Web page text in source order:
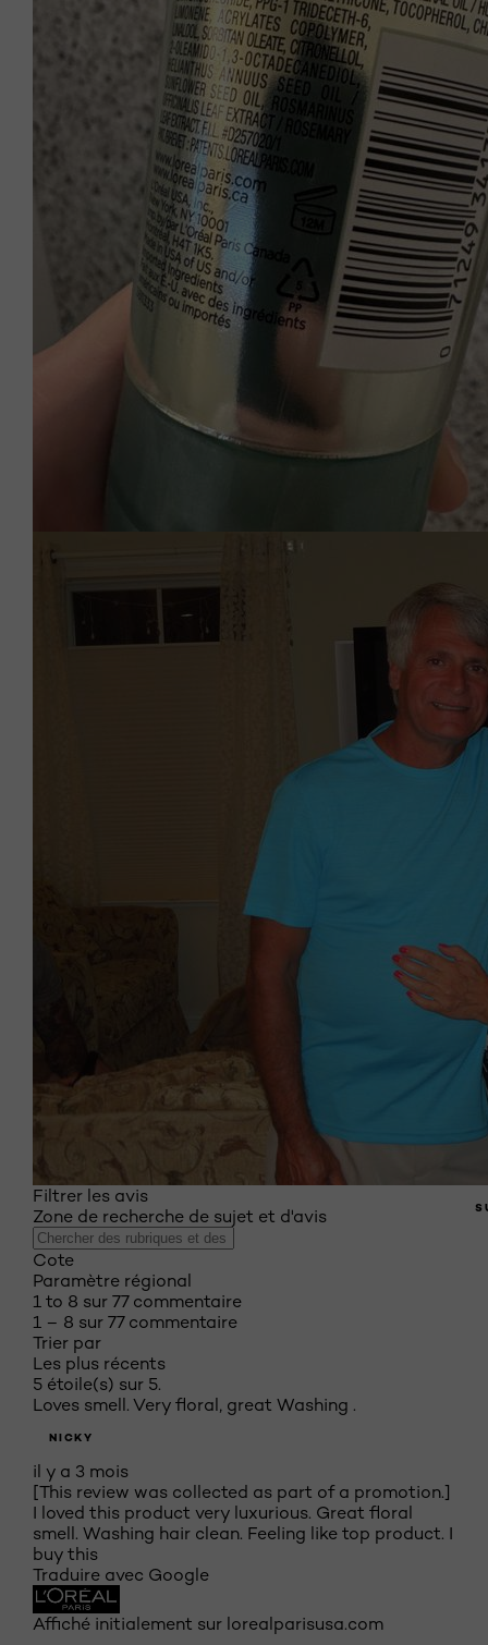
Filtrer les avis
Zone de recherche de sujet et d'avis
Cote
Paramètre régional
1 to 8 sur 77 commentaire
1 – 8 sur 77 commentaire
Trier par
Les plus récents
5 étoile(s) sur 5.
Loves smell. Very floral, great Washing .
NICKY
il y a 3 mois
[This review was collected as part of a promotion.]
I loved this product very luxurious. Great floral
smell. Washing hair clean. Feeling like top product. I
buy this
Traduire avec Google
Affiché initialement sur lorealparisusa.com